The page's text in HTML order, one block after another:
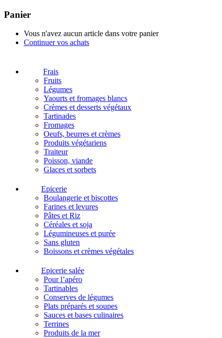
Panier
Vous n'avez aucun article dans votre panier
Continuer vos achats
Frais
Fruits
Légumes
Yaourts et fromages blancs
Crèmes et desserts végétaux
Tartinades
Fromages
Oeufs, beurres et crèmes
Produits végétariens
Traiteur
Poisson, viande
Glaces et sorbets
Epicerie
Boulangerie et biscottes
Farines et levures
Pâtes et Riz
Céréales et soja
Légumineuses et purée
Sans gluten
Boissons et crèmes végétales
Epicerie salée
Pour l’apéro
Tartinables
Conserves de légumes
Plats préparés et soupes
Sauces et bases culinaires
Terrines
Produits de la mer